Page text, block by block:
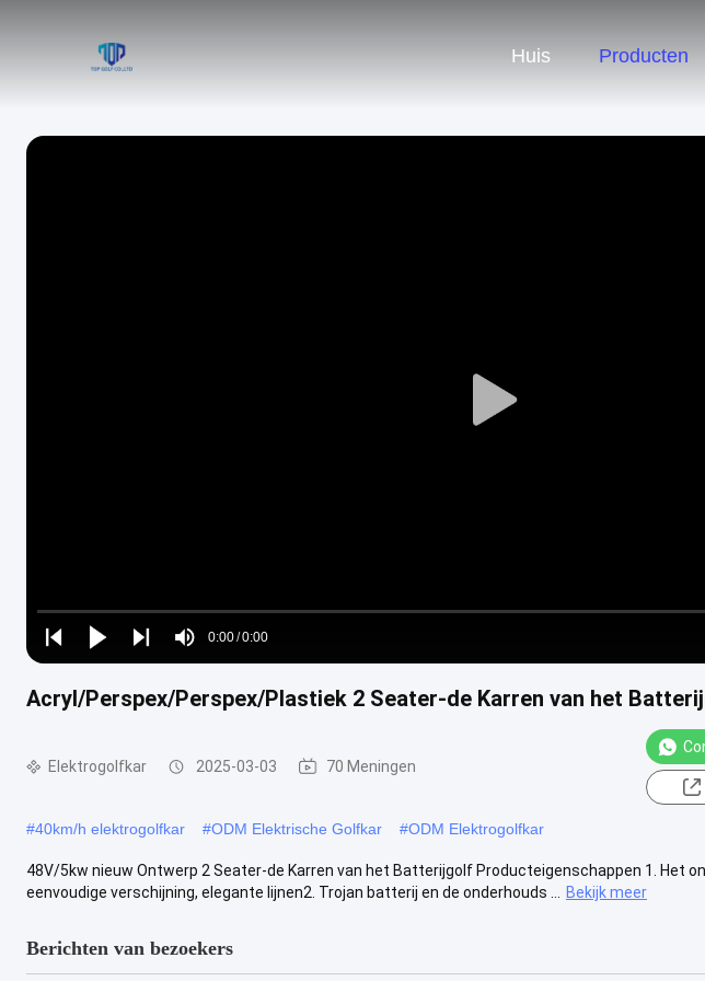
Huis Producten
Play
Play
Play
Play
Mute
Time
0:00/0:00
Loaded:
0%
Acryl/Perspex/Perspex/Plastiek 2 Seater-de Karren van het
Elektrogolfkar 2025-03-03 70 Meningen
#40km/h elektrogolfkar #ODM Elektrische Golfkar #ODM Elektrogolfkar
48V/5kw nieuw Ontwerp 2 Seater-de Karren van het Batterijgolf Producteigenschappen 1. Het
eenvoudige verschijning, elegante lijnen2. Trojan batterij en de onderhouds ...
Bekijk meer
Berichten van bezoekers